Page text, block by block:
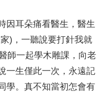
耳朵痛看醫生，醫生
)，一聽說要打針我就
師一起學木雕課，向老
一生僅此一次，永遠記
學。真不知當初怎會有